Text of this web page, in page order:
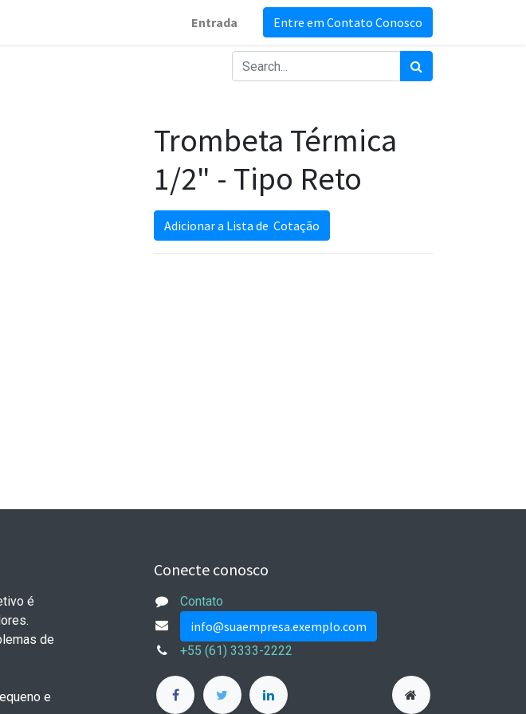
Entrada Entre em Contato Conosco
Trombeta Térmica
1/2" - Tipo Reto
Adicionar a Lista de Cotação
é
de
e
Conecte conosco
Contato
info@suaempresa.exemplo.com
+55 (61) 3333-2222